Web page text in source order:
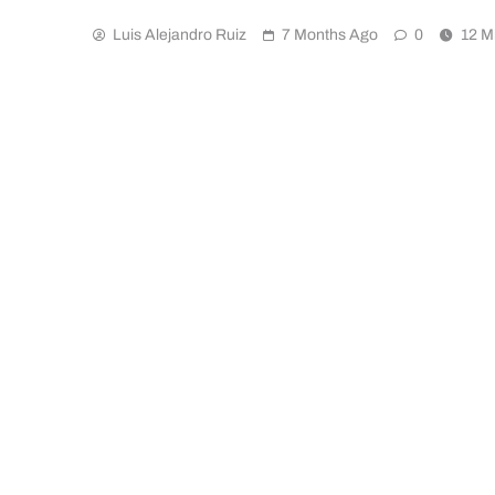
Luis Alejandro Ruiz 7 Months Ago 0 12